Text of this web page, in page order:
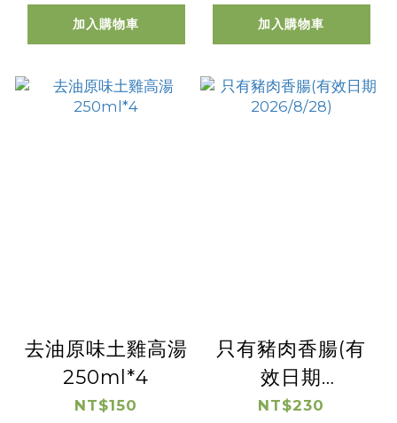
加入購物車 加入購物車
去油原味土雞高湯
250ml*4
NT$150
只有豬肉香腸(有
效日期
2026/8/28)
NT$230